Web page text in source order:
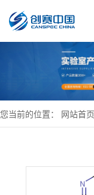
您当前的位置： 网站首页